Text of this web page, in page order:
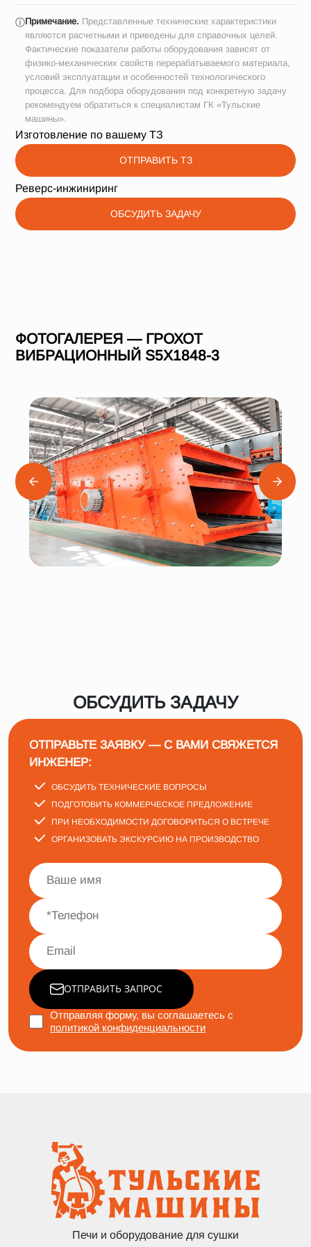
ⓘПримечание. Представленные технические характеристики
являются расчетными и приведены для справочных целей.
Фактические показатели работы оборудования зависят от
физико-механических свойств перерабатываемого материала,
условий эксплуатации и особенностей технологического
процесса. Для подбора оборудования под конкретную задачу
рекомендуем обратиться к специалистам ГК «Тульские
машины».
Изготовление по вашему ТЗ
ОТПРАВИТЬ ТЗ
Реверс-инжиниринг
ОБСУДИТЬ ЗАДАЧУ
ФОТОГАЛЕРЕЯ — ГРОХОТ
ВИБРАЦИОННЫЙ S5X1848-3
ОБСУДИТЬ ЗАДАЧУ
ОТПРАВЬТЕ ЗАЯВКУ — С ВАМИ СВЯЖЕТСЯ
ИНЖЕНЕР:
ОБСУДИТЬ ТЕХНИЧЕСКИЕ ВОПРОСЫ
ПОДГОТОВИТЬ КОММЕРЧЕСКОЕ ПРЕДЛОЖЕНИЕ
ПРИ НЕОБХОДИМОСТИ ДОГОВОРИТЬСЯ О ВСТРЕЧЕ
ОРГАНИЗОВАТЬ ЭКСКУРСИЮ НА ПРОИЗВОДСТВО
ОТПРАВИТЬ ЗАПРОС
Отправляя форму, вы соглашаетесь с
политикой конфиденциальности
Печи и оборудование для сушки